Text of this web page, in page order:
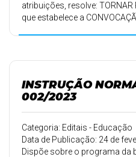
atribuições, resolve: TORNAR
que estabelece a
INSTRUÇÃO
002/2023
Categoria: Editais - Educação
Data de Publicação: 24 de
Dispõe sobre o programa da